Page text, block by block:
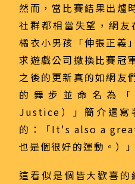
然而，當比賽結果出爐
社群都相當失望，網
橘衣小男孩「伸張正義
求遊戲公司撤換比賽冠
之後的更新真的如網友
的舞步並命名為
Justice）」簡介還寫
的：「It's also a
也是個很好的運動。）」
這看似是個皆大歡喜